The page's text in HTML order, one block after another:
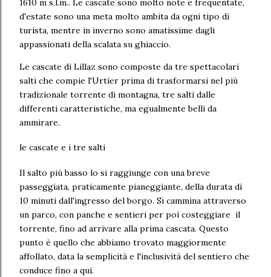
1610 m s.l.m.. Le cascate sono molto note e frequentate,
d'estate sono una meta molto ambita da ogni tipo di
turista, mentre in inverno sono amatissime dagli
appassionati della scalata su ghiaccio.
Le cascate di Lillaz sono composte da tre spettacolari
salti che compie l'Urtier prima di trasformarsi nel più
tradizionale torrente di montagna, tre salti dalle
differenti caratteristiche, ma egualmente belli da
ammirare.
le cascate e i tre salti
Il salto più basso lo si raggiunge con una breve
passeggiata, praticamente pianeggiante, della durata di
10 minuti dall'ingresso del borgo. Si cammina attraverso
un parco, con panche e sentieri per poi costeggiare il
torrente, fino ad arrivare alla prima cascata. Questo
punto è quello che abbiamo trovato maggiormente
affollato, data la semplicità e l'inclusività del sentiero che
conduce fino a qui.